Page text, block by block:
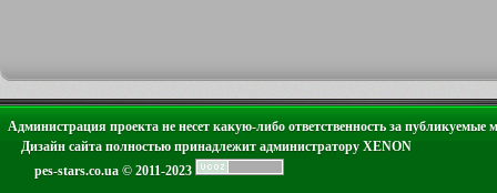
Администрация проекта не несет какую-либо ответственность за публикуемые
Дизайн сайта полностью принадлежит администратору XENON
pes-stars.co.ua © 2011-2023